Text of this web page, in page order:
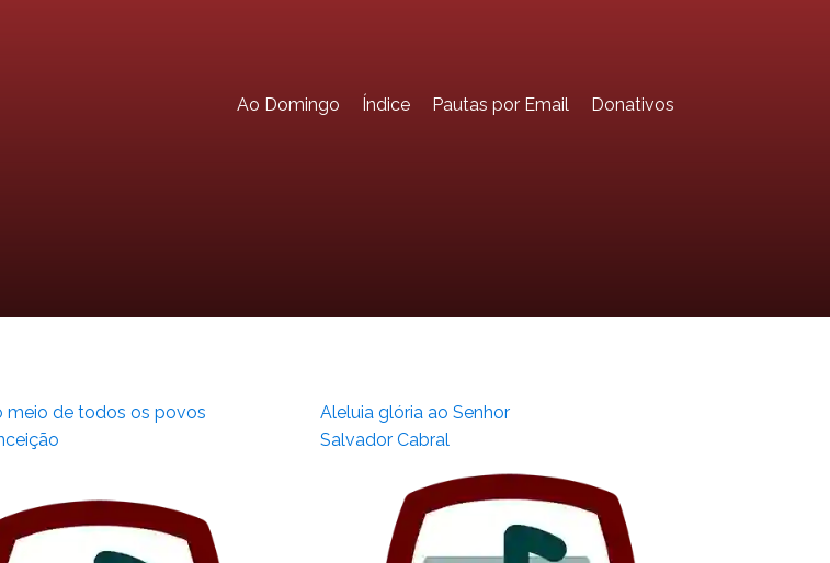
Ao Domingo Índice Pautas por Email Donativos
meio de todos os povos
Aleluia glória ao Senhor
Salvador Cabral